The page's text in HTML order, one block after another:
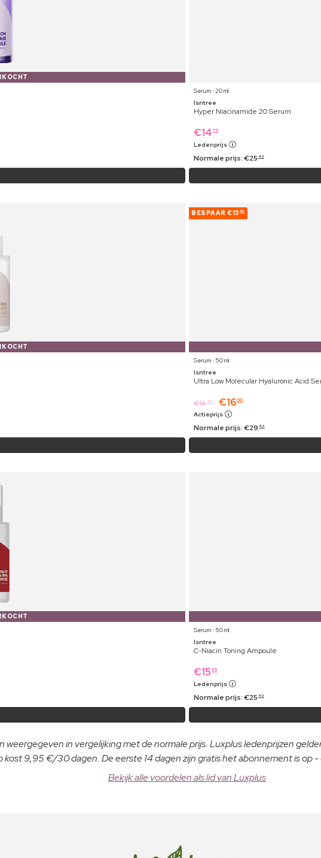
Serum ⋅ 20 ml
Isntree
Hyper Niacinamide 20 Serum
€14 79
Ledenprijs
Normale prijs:€25 49
BESPAAR €13 49
Serum ⋅ 50 ml
Isntree
Ultra Low Molecular Hyaluronic Acid
€16 49 €1600
Actieprijs
Normale prijs:€29 49
Serum ⋅ 50 ml
Isntree
C-Niacin Toning Ampoule
€15 39
Ledenprijs
Normale prijs:€25 49
weergegeven in vergelijking met de normale prijs. Luxplus ledenprijzen
kost 9,95 €/30 dagen. De eerste 14 dagen zijn gratis het abonnement is op
Bekijk alle voordelen als lid van Luxplus